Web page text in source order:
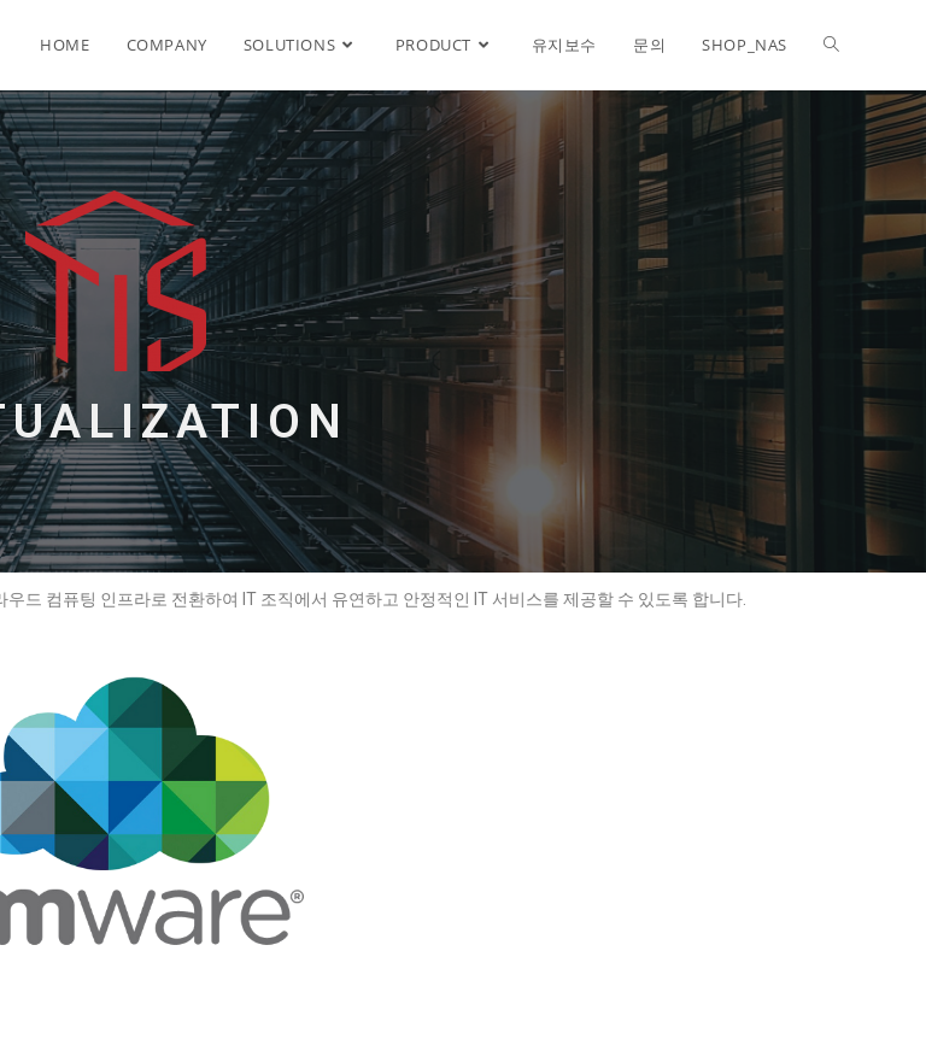
HOME COMPANY SOLUTIONS PRODUCT 유지보수 문의 SHOP_NAS
드 컴퓨팅 인프라로 전환하여 IT 조직에서 유연하고 안정적인 IT 서비스를 제공할 수 있도록 합니다.